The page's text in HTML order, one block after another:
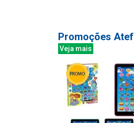
Promoções Atef
Veja mais